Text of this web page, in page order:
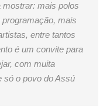
mais polos
mais
entre tantos
é um convite para
com muita
só o povo do Assú